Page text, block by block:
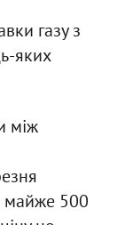
газу з
яких
між
майже 500